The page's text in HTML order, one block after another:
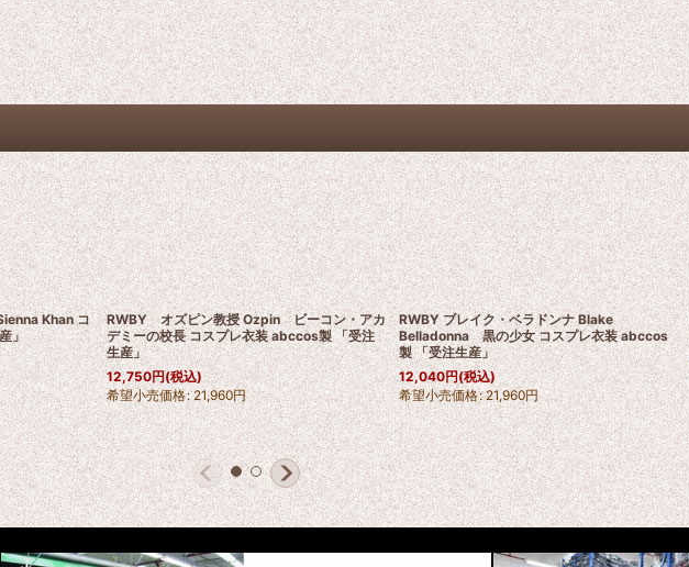
Khan コ
」
RWBY オズピン教授 Ozpin ビーコン・アカ
デミーの校長 コスプレ衣装 abccos製 「受注
生産」
12,750円(税込)
希望小売価格: 21,960円
RWBY ブレイク・ベラドンナ Blake
Belladonna 黒の少女 コスプレ衣装 abccos
製 「受注生産」
12,040円(税込)
希望小売価格: 21,960円